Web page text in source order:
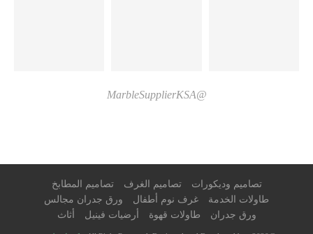
@MarbleSupplierKSA
تصاميم وديكورات تصاميم الغرف
تصاميم المطابخ
طاولات الخدمة
غرف نوم أطفال
ورق جدران مجالس
ورق جدران
طاولات قهوة أرضيات فينيل أثاث